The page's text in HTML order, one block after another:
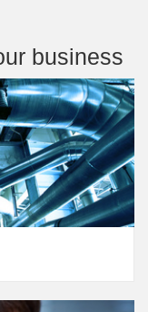
business